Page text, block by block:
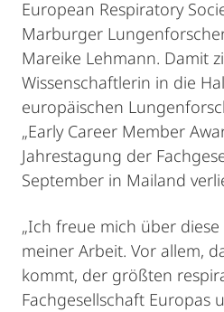
European Respiratory
Marburger
Mareike Lehmann. Damit
Wissenschaftlerin in die
europäischen
„Early Career Member
Jahrestagung der
September in Mailand
„Ich freue mich über
meiner Arbeit. Vor allem,
kommt, der größten
Fachgesellschaft Europas